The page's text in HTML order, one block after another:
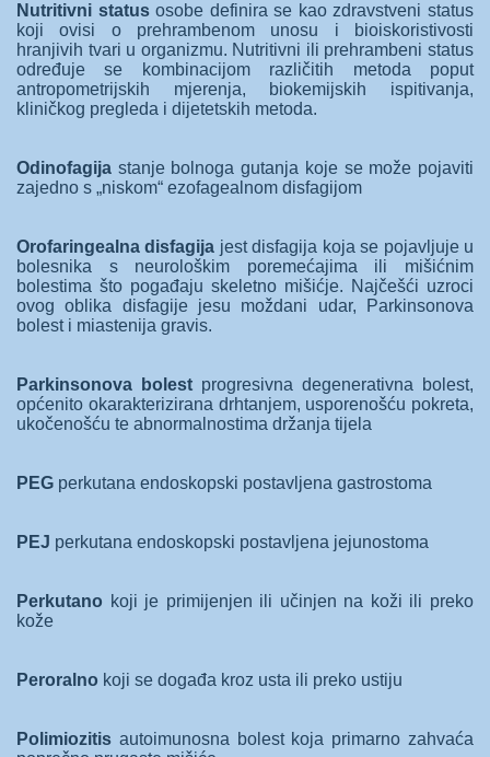
Nutritivni statusosobe definira se kao zdravstveni status
koji ovisi o prehrambenom unosu i bioiskoristivosti
hranjivih tvari u organizmu. Nutritivni ili prehrambeni status
određuje se kombinacijom različitih metoda poput
antropometrijskih mjerenja, biokemijskih ispitivanja,
kliničkog pregleda i dijetetskih metoda.
Odinofagija stanje bolnoga gutanja koje se može pojaviti
zajedno s „niskom“ ezofagealnom disfagijom
Orofaringealna disfagija jest disfagija koja se pojavljuje u
bolesnika s neurološkim poremećajima ili mišićnim
bolestima što pogađaju skeletno mišićje. Najčešći uzroci
ovog oblika disfagije jesu moždani udar, Parkinsonova
bolest i miastenija gravis.
Parkinsonova bolest progresivna degenerativna bolest,
općenito okarakterizirana drhtanjem, usporenošću pokreta,
ukočenošću te abnormalnostima držanja tijela
PEG perkutana endoskopski postavljena gastrostoma
PEJ perkutana endoskopski postavljena jejunostoma
Perkutano koji je primijenjen ili učinjen na koži ili preko
kože
Peroralno koji se događa kroz usta ili preko ustiju
Polimiozitis autoimunosna bolest koja primarno zahvaća